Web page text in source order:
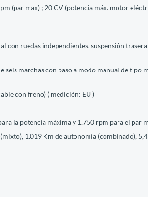
(par max) ; 20 CV (potencia máx. motor
con ruedas independientes, suspensión
marchas con paso a modo manual de tipo
con freno) ( medición: EU )
la potencia máxima y 1.750 rpm para el par
1.019 Km de autonomía (combinado),